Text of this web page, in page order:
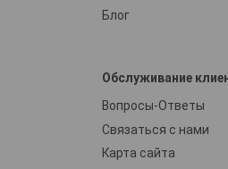
Блог
Обслуживание
Вопросы-Ответы
Связаться с нами
Карта сайта